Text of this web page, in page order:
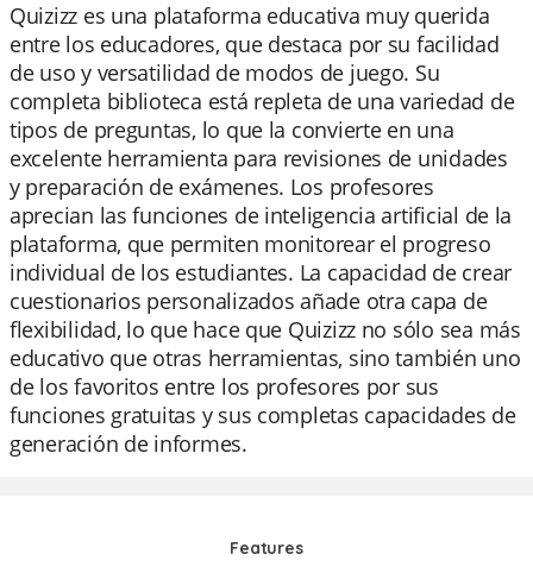
Quizizz es una plataforma educativa muy querida
entre los educadores, que destaca por su facilidad
de uso y versatilidad de modos de juego. Su
completa biblioteca está repleta de una variedad de
tipos de preguntas, lo que la convierte en una
excelente herramienta para revisiones de unidades
y preparación de exámenes. Los profesores
aprecian las funciones de inteligencia artificial de la
plataforma, que permiten monitorear el progreso
individual de los estudiantes. La capacidad de crear
cuestionarios personalizados añade otra capa de
flexibilidad, lo que hace que Quizizz no sólo sea más
educativo que otras herramientas, sino también uno
de los favoritos entre los profesores por sus
funciones gratuitas y sus completas capacidades de
generación de informes.
Features